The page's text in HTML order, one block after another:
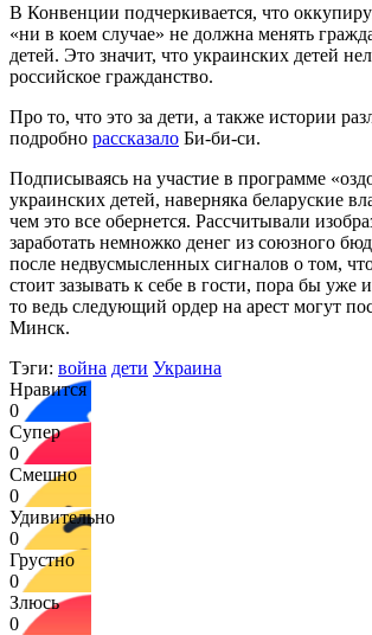
В Конвенции подчеркивается, что
«ни в коем случае» не должна менять
детей. Это значит, что украинских детей
российское гражданство.
Про то, что это за дети, а также истории
подробно рассказало Би-би-си.
Подписываясь на участие в программе
украинских детей, наверняка беларуские
чем это все обернется. Рассчитывали
заработать немножко денег из союзного
после недвусмысленных сигналов о том,
стоит зазывать к себе в гости, пора бы уже
то ведь следующий ордер на арест могут
Минск.
Тэги: война дети Украина
Нравится
0
Супер
0
Смешно
0
Удивительно
0
Грустно
0
Злюсь
0